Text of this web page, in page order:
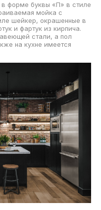
форме буквы «П» в стиле
мойка с
шейкер, окрашенные в
и фартук из кирпича.
стали, а пол
на кухне имеется